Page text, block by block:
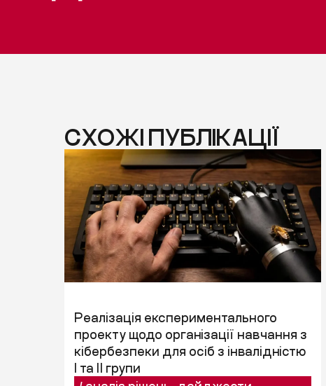
СХОЖІ ПУБЛІКАЦІЇ
Реалізація експериментального
проекту щодо організації навчання з
кібербезпеки для осіб з інвалідністю
I та II групи